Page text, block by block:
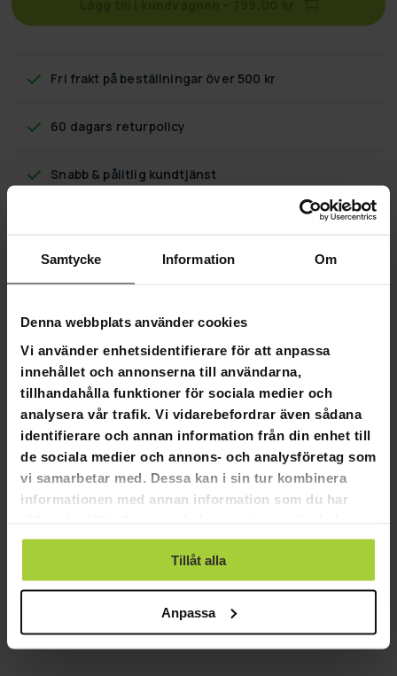
Samtycke Information Om
Denna webbplats använder cookies
Vi använder enhetsidentifierare för att anpassa
innehållet och annonserna till användarna,
tillhandahålla funktioner för sociala medier och
analysera vår trafik. Vi vidarebefordrar även sådana
identifierare och annan information från din enhet till
de sociala medier och annons- och analysföretag som
vi samarbetar med. Dessa kan i sin tur kombinera
informationen med annan information som du har
använt deras tjänster.
Tillåt alla
Anpassa
Fri frakt på beställningar över 500 kr
60 dagars returpolicy
Snabb & pålitlig kundtjänst
Arvo Promenadscooter Ringa P400
Produktinformation
Passar till Arvo Mobility promenadscooter P400
Däck:3.00-10" Vakuumdäck
Vikt:1,75 kg
Längd:11,52 cm
Höjd:11,52 cm
Bredd:
17,5 cm
Förpackningsinformation
Bredd:18 cm